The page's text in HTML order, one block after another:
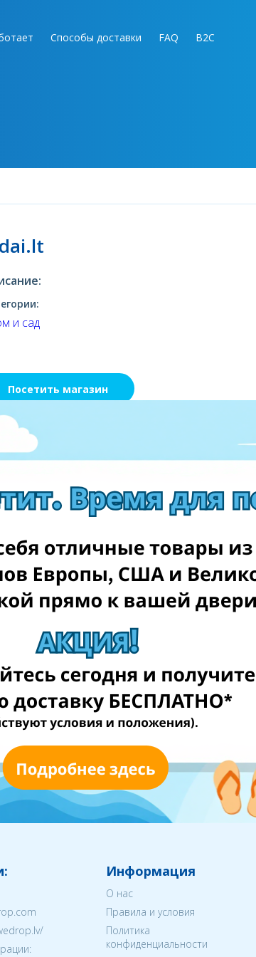
Способы доставки FAQ B2C
и сад
Посетить магазин
Информация
О нас
Правила и условия
Политика
конфиденциальности